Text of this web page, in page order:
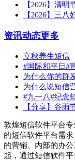
【2026】清明
【2026】三八
资讯动态更多
立秋养生短信
#国际和平日#
为什么你的群
为什么说短信
#九一八#纪念
【分享】谷雨
敦煌短信软件平台
的短信软件平台需
的营销、内部的办
起，通过短信软件